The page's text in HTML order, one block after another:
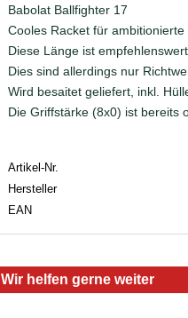
Babolat Ballfighter 17
Cooles Racket für ambitionierte
Diese Länge ist
Dies sind allerdings nur
Wird besaitet geliefert, inkl.
Die Griffstärke (8x0) ist bereits
Artikel-Nr.
Hersteller
EAN
Wir helfen gerne weiter